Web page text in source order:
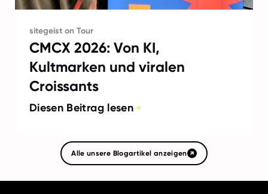
sitegeist on Tour
CMCX 2026: Von KI,
Kultmarken und viralen
Croissants
Diesen Beitrag lesen
Alle unsere Blogartikel anzeigen